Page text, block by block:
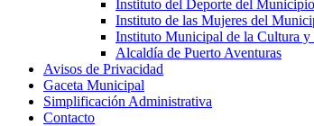
Instituto del Deporte del
Instituto de las Mujeres del
Instituto Municipal de la Cultura y
Alcaldía de Puerto Aventuras
Avisos de Privacidad
Gaceta Municipal
Simplificación Administrativa
Contacto